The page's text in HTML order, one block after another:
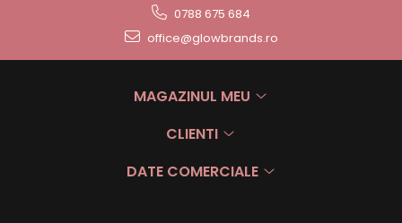
0788 675 684
office@glowbrands.ro
MAGAZINUL MEU
CLIENTI
DATE COMERCIALE